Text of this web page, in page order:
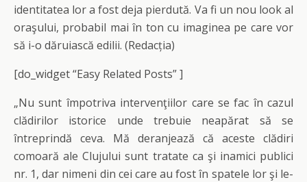
identitatea lor a fost deja pierdută. Va fi un nou look al
oraşului, probabil mai în ton cu imaginea pe care vor
să i-o dăruiască edilii. (Redacția)
[do_widget “Easy Related Posts” ]
„Nu sunt împotriva intervenţiilor care se fac în cazul
clădirilor istorice unde trebuie neapărat să se
întreprindă ceva. Mă deranjează că aceste clădiri
comoară ale Clujului sunt tratate ca şi inamici publici
nr. 1, dar nimeni din cei care au fost în spatele lor şi le-